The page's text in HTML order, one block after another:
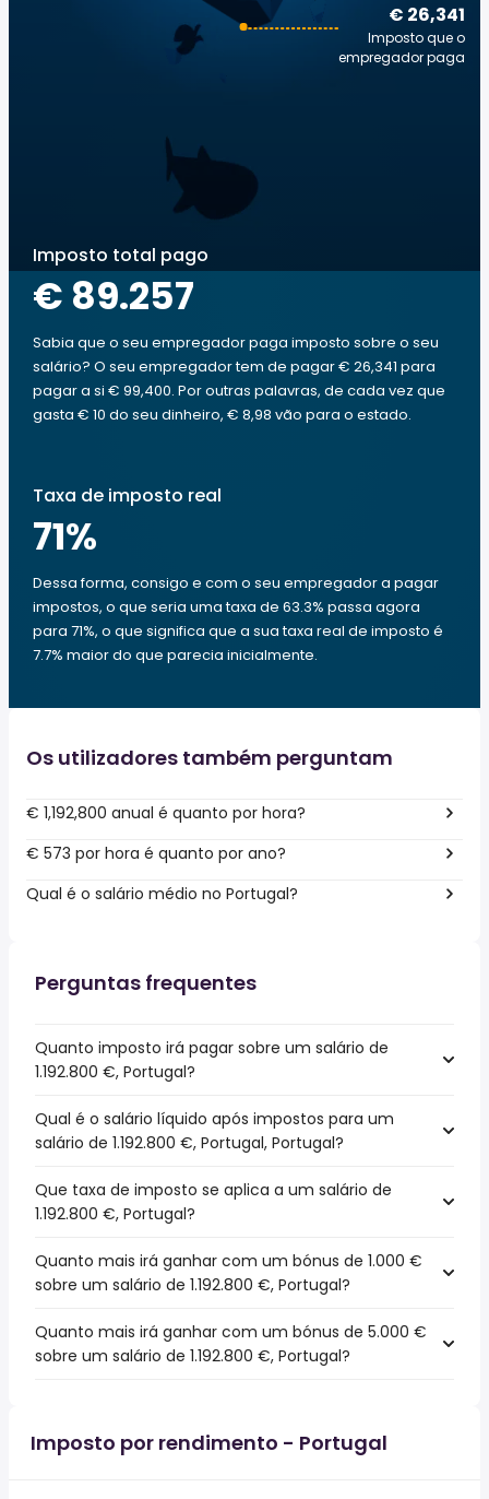
€ 26,341
Imposto que o
empregador paga
Imposto total pago
€ 89.257
Sabia que o seu empregador paga imposto sobre o seu
salário? O seu empregador tem de pagar € 26,341 para
pagar a si € 99,400. Por outras palavras, de cada vez que
gasta € 10 do seu dinheiro, € 8,98 vão para o estado.
Taxa de imposto real
71%
Dessa forma, consigo e com o seu empregador a pagar
impostos, o que seria uma taxa de 63.3% passa agora
para 71%, o que significa que a sua taxa real de imposto é
7.7% maior do que parecia inicialmente.
Os utilizadores também perguntam
€ 1,192,800 anual é quanto por hora?
€ 573 por hora é quanto por ano?
Qual é o salário médio no Portugal?
Perguntas frequentes
Quanto imposto irá pagar sobre um salário de
1.192.800 €, Portugal?
Qual é o salário líquido após impostos para um
salário de 1.192.800 €, Portugal, Portugal?
Que taxa de imposto se aplica a um salário de
1.192.800 €, Portugal?
Quanto mais irá ganhar com um bónus de 1.000 €
sobre um salário de 1.192.800 €, Portugal?
Quanto mais irá ganhar com um bónus de 5.000 €
sobre um salário de 1.192.800 €, Portugal?
Imposto por rendimento - Portugal